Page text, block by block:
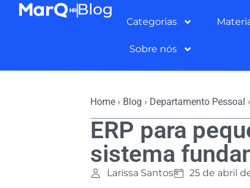
Categorias
Sobre nós
Home › Blog › Departamento Pessoal ›
ERP para
sistema
Larissa Santos 25 de abril